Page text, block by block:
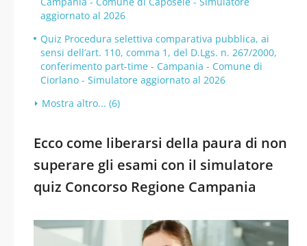
aggiornato al 2026
Quiz Procedura selettiva comparativa pubblica, ai
sensi dell’art. 110, comma 1, del D.Lgs. n. 267/2000,
conferimento part-time - Campania - Comune di
Ciorlano - Simulatore aggiornato al 2026
Mostra altro... (6)
Ecco come liberarsi della paura di non
superare gli esami con il simulatore
quiz Concorso Regione Campania